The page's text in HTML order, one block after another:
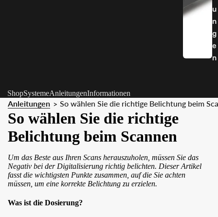
u
n
g
e
n
ShopSystemeAnleitungenInformationen
Anleitungen > So wählen Sie die richtige Belichtung beim
So wählen Sie die richtige
Belichtung beim Scannen
Um das Beste aus Ihren Scans herauszuholen, müssen Sie das
Negativ bei der Digitalisierung richtig belichten. Dieser Artikel
fasst die wichtigsten Punkte zusammen, auf die Sie achten
müssen, um eine korrekte Belichtung zu erzielen.
Was ist die Dosierung?